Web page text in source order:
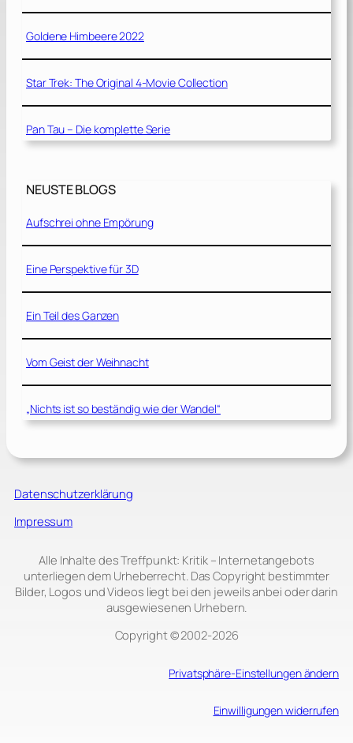
Goldene Himbeere 2022
Star Trek: The Original 4-Movie Collection
Pan Tau – Die komplette Serie
NEUSTE BLOGS
Aufschrei ohne Empörung
Eine Perspektive für 3D
Ein Teil des Ganzen
Vom Geist der Weihnacht
„Nichts ist so beständig wie der Wandel“
Datenschutzerklärung
Impressum
Alle Inhalte des Treffpunkt: Kritik – Internetangebots
unterliegen dem Urheberrecht. Das Copyright bestimmter
Bilder, Logos und Videos liegt bei den jeweils anbei oder darin
ausgewiesenen Urhebern.
Copyright © 2002‑2026
Privatsphäre-Einstellungen ändern
Einwilligungen widerrufen